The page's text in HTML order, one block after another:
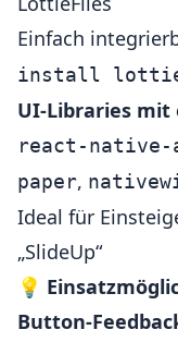
Einfach
install
UI-Libraries
react-native-
paper,
Ideal für
„SlideUp“
💡
Button-